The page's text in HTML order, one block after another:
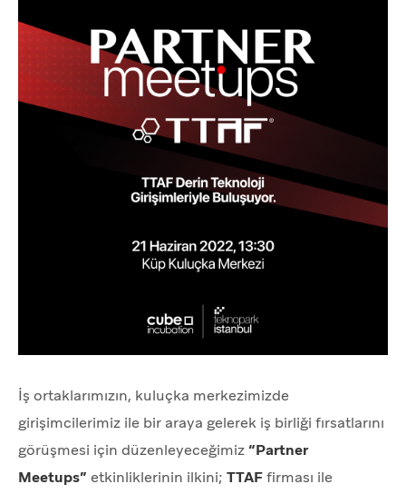
İş ortaklarımızın, kuluçka merkezimizde
girişimcilerimiz ile bir araya gelerek iş birliği fırsatlarını
görüşmesi için düzenleyeceğimiz“Partner
Meetups” etkinliklerinin ilkini; TTAFfirması ile